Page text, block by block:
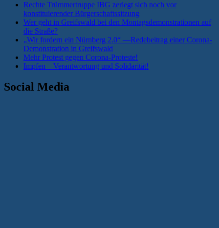
Rechte Trümmertruppe IBG zerlegt sich noch vor
konstituierender Bürgerschaftssitzung
Wer geht in Greifswald bei den Montagsdemonstrationen auf
die Straße?
„Wir fordern ein Nürnberg 2.0“ —Redebeitrag einer Corona-
Demonstration in Greifswald
Mehr Protest gegen Corona-Proteste!
Impfen – Verantwortung und Solidarität!
Social Media